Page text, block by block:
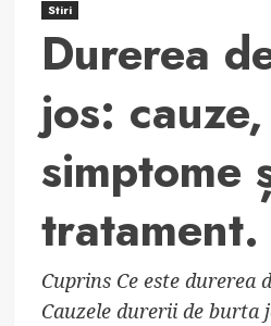
Stiri
Durerea
jos: cauze,
simptome
tratament.
Cuprins Ce este durerea
Cauzele durerii de burta